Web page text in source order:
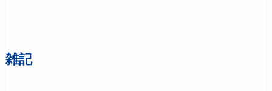
雑記